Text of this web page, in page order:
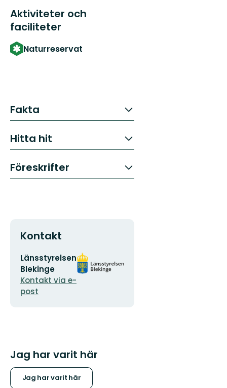
Aktiviteter och
faciliteter
Naturreservat
Fakta
Hitta hit
Föreskrifter
Kontakt
E-
postadress
Länsstyrelsen
Blekinge
Kontakt via e-
post
Organisationens
logotyp
Jag har varit här
Jag har varit här